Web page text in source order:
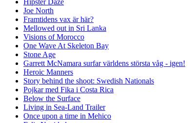
Joe North
Framtidens vax är här?
Mellowed out in Sri Lanka
Visions of Morocco
One Wave At Skeleton Bay
Stone Age
Garrett McNamara surfar världens största våg - igen!
Heroic Manners
Story behind the shoot: Swedish Nationals
Pojkar med Fika i Costa Rica
Below the Surface
Living in Sea-Land Trailer
Once upon a time in Mehico